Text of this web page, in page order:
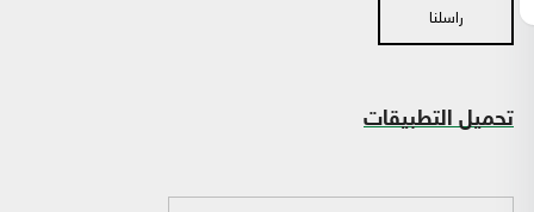
راسلنا
تحميل التطبيقات